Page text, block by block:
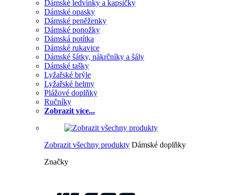
Dámské ledvinky a kapsičky
Dámské opasky
Dámské peněženky
Dámské ponožky
Dámská potítka
Dámské rukavice
Dámské šátky, nákrčníky a šály
Dámské tašky
Lyžařské brýle
Lyžařské helmy
Plážové doplňky
Ručníky
Zobrazit více...
Zobrazit všechny produkty Dámské doplňky
Značky